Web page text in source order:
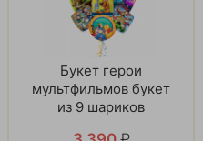
Букет герои
мультфильмов букет
из 9 шариков